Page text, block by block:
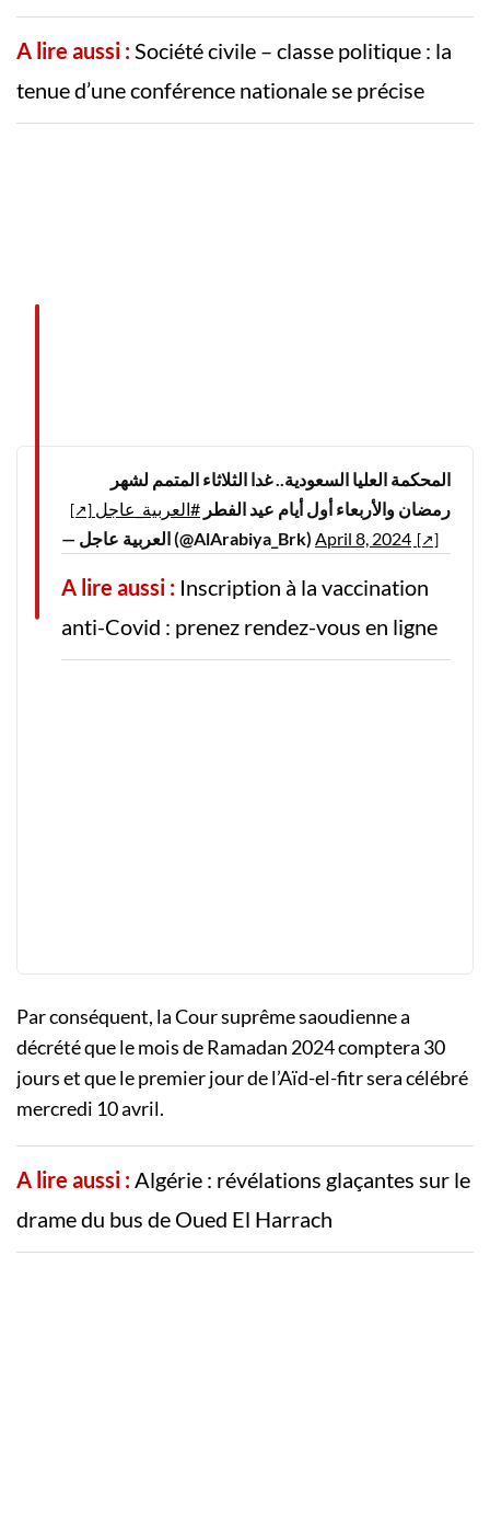
A lire aussi : Société civile – classe politique : la
tenue d’une conférence nationale se précise
المحكمة العليا السعودية.. غدا الثلاثاء المتمم لشهر
رمضان والأربعاء أول أيام عيد الفطر #العربية_عاجل
— العربية عاجل (@AlArabiya_Brk) April 8, 2024
A lire aussi : Inscription à la vaccination
anti-Covid : prenez rendez-vous en ligne
Par conséquent, la Cour suprême saoudienne a
décrété que le mois de Ramadan 2024 comptera 30
jours et que le premier jour de l’Aïd-el-fitr sera célébré
mercredi 10 avril.
A lire aussi : Algérie : révélations glaçantes sur le
drame du bus de Oued El Harrach